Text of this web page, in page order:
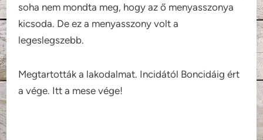
soha nem mondta meg, hogy az ő menyasszonya
kicsoda. De ez a menyasszony volt a
legeslegszebb.
Megtartották a lakodalmat. Incidától Boncidáig ért
a vége. Itt a mese vége!